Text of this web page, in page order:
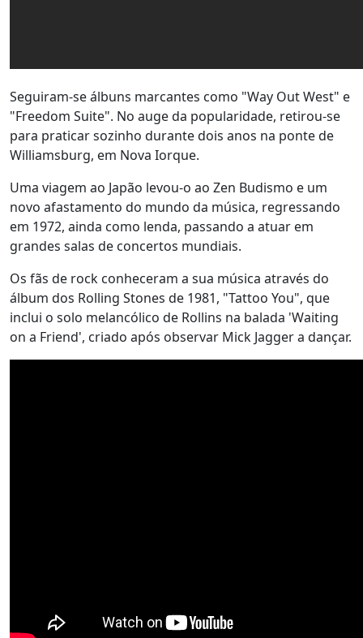
Seguiram-se álbuns marcantes como "Way Out West" e
"Freedom Suite". No auge da popularidade, retirou-se
para praticar sozinho durante dois anos na ponte de
Williamsburg, em Nova Iorque.
Uma viagem ao Japão levou-o ao Zen Budismo e um
novo afastamento do mundo da música, regressando
em 1972, ainda como lenda, passando a atuar em
grandes salas de concertos mundiais.
Os fãs de rock conheceram a sua música através do
álbum dos Rolling Stones de 1981, "Tattoo You", que
inclui o solo melancólico de Rollins na balada 'Waiting
on a Friend', criado após observar Mick Jagger a dançar.